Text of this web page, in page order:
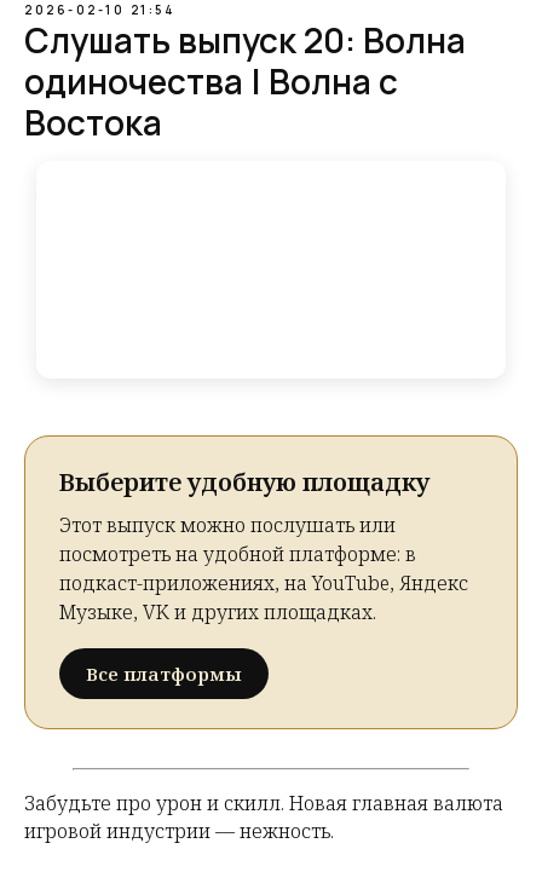
2026-02-10 21:54
Слушать выпуск 20: Волна
одиночества | Волна с
Востока
Выберите удобную площадку
Этот выпуск можно послушать или
посмотреть на удобной платформе: в
подкаст-приложениях, на YouTube, Яндекс
Музыке, VK и других площадках.
Все платформы
Забудьте про урон и скилл. Новая главная валюта
игровой индустрии — нежность.